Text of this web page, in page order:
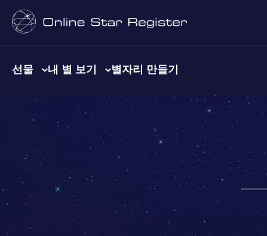
선물 내 별 보기 별자리 만들기